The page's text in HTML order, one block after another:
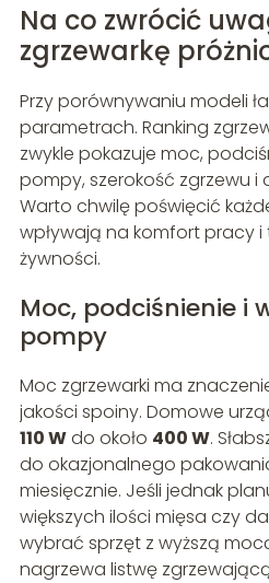
Na co zwrócić
zgrzewarkę
Przy porównywaniu modeli
parametrach. Ranking
zwykle pokazuje moc,
pompy, szerokość zgrzewu i
Warto chwilę poświęcić
wpływają na komfort pracy
żywności.
Moc, podciśnienie i
pompy
Moc zgrzewarki ma
jakości spoiny. Domowe
110 Wdo około 400 W.
do okazjonalnego
miesięcznie. Jeśli jednak
większych ilości mięsa czy
wybrać sprzęt z wyższą
nagrzewa listwę